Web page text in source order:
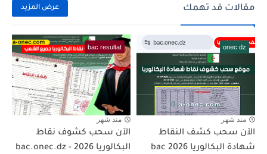
مقالات قد تهمك عرض المزيد
onec dz
منذ شهر
الآن سحب كشف النقاط
شهادة البكالوريا 2026 bac
bac resultat
منذ شهر
الآن سحب كشوف نقاط
البكالوريا 2026 - bac.onec.dz